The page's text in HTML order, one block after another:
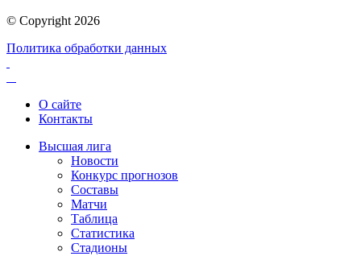
© Copyright 2026
Политика обработки данных
О сайте
Контакты
Высшая лига
Новости
Конкурс прогнозов
Составы
Матчи
Таблица
Статистика
Стадионы